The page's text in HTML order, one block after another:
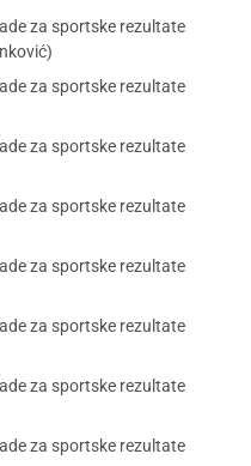
za sportske rezultate
za sportske rezultate
za sportske rezultate
za sportske rezultate
za sportske rezultate
za sportske rezultate
za sportske rezultate
za sportske rezultate